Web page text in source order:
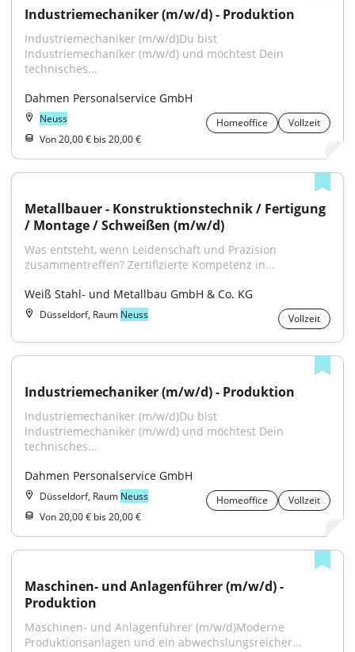
Industriemechaniker (m/w/d) - Produktion
Industriemechaniker (m/w/d)Du bist
Industriemechaniker (m/w/d) und möchtest Dein
technisches...
Dahmen Personalservice GmbH
Neuss Homeoffice
Vollzeit
Von 20,00 € bis 20,00 €
Metallbauer - Konstruktionstechnik / Fertigung
/ Montage / Schweißen (m/w/d)
Was entsteht, wenn Leidenschaft und Präzision
zusammentreffen? Zertifizierte Kompetenz in...
Weiß Stahl- und Metallbau GmbH & Co. KG
Düsseldorf, Raum Neuss Vollzeit
Industriemechaniker (m/w/d) - Produktion
Industriemechaniker (m/w/d)Du bist
Industriemechaniker (m/w/d) und möchtest Dein
technisches...
Dahmen Personalservice GmbH
Düsseldorf, Raum Neuss Homeoffice
Vollzeit
Von 20,00 € bis 20,00 €
Maschinen- und Anlagenführer (m/w/d) -
Produktion
Maschinen- und Anlagenführer (m/w/d)Moderne
Produktionsanlagen und ein abwechslungsreicher...